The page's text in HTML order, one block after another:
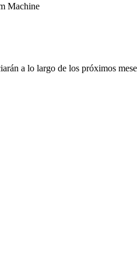
Machine
a lo largo de los próximos